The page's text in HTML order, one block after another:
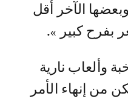
الآخر أقل
بفرح كبير ».
وألعاب نارية
من إنهاء الأمر